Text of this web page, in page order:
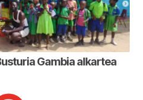
Gambia alkartea